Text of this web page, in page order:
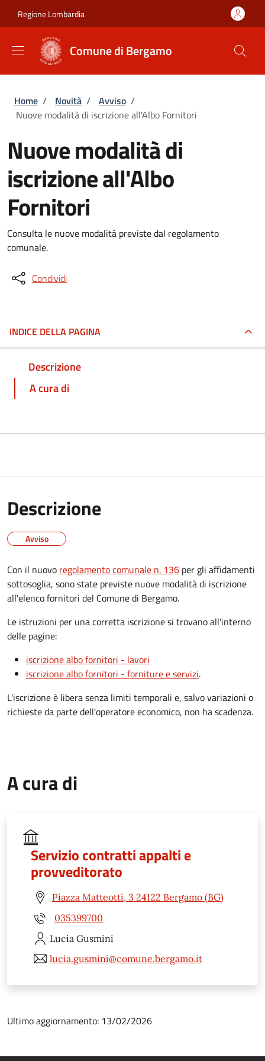
Regione Lombardia
Comune di Bergamo
Briciole di pane
Home / Novità / Avviso /
Nuove modalità di iscrizione all'Albo Fornitori
Nuove modalità di
iscrizione all'Albo
Fornitori
Consulta le nuove modalità previste dal regolamento
comunale.
Condividi
INDICE DELLA PAGINA
Descrizione
A cura di
Descrizione
Avviso
Con il nuovo regolamento comunale n. 136 per gli affidamenti
sottosoglia, sono state previste nuove modalità di iscrizione
all'elenco fornitori del Comune di Bergamo.
Le istruzioni per una corretta iscrizione si trovano all'interno
delle pagine:
iscrizione albo fornitori - lavori
iscrizione albo fornitori - forniture e servizi.
L'iscrizione è libera senza limiti temporali e, salvo variazioni o
richieste da parte dell'operatore economico, non ha scadenza.
A cura di
Servizio contratti appalti e
provveditorato
Piazza Matteotti, 3 24122 Bergamo (BG)
035399700
Lucia Gusmini
lucia.gusmini@comune.bergamo.it
Ultimo aggiornamento: 13/02/2026